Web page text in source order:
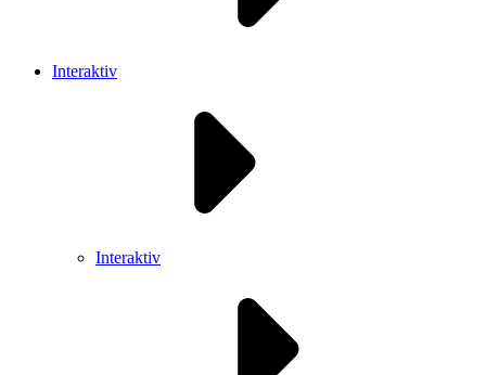
Interaktiv
Interaktiv